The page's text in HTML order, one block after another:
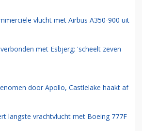
vlucht met Airbus A350-900 uit
met Esbjerg: 'scheelt zeven
door Apollo, Castlelake haakt af
langste vrachtvlucht met Boeing 777F